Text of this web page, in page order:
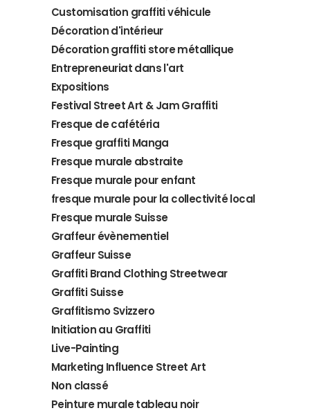
Customisation graffiti véhicule
Décoration d'intérieur
Décoration graffiti store métallique
Entrepreneuriat dans l'art
Expositions
Festival Street Art & Jam Graffiti
Fresque de cafétéria
Fresque graffiti Manga
Fresque murale abstraite
Fresque murale pour enfant
fresque murale pour la collectivité local
Fresque murale Suisse
Graffeur évènementiel
Graffeur Suisse
Graffiti Brand Clothing Streetwear
Graffiti Suisse
Graffitismo Svizzero
Initiation au Graffiti
Live-Painting
Marketing Influence Street Art
Non classé
Peinture murale tableau noir